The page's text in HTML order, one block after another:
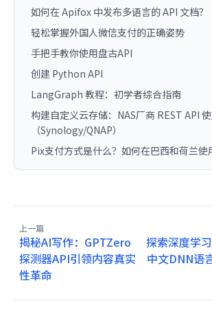
如何在 Apifox 中发布多语言的 API 文档？
轻松掌握外国人微信支付的正确姿势
手把手教你使用盘古API
创建 Python API
LangGraph 教程：初学者综合指南
构建自定义云存储：NAS厂商 REST API
（Synology/QNAP）
Pix支付方式是什么？如何在巴西和荷兰使
上一篇
揭秘AI写作：GPTZero
探测器API引领内容真实
性革命
探索深度学
中文DNN语